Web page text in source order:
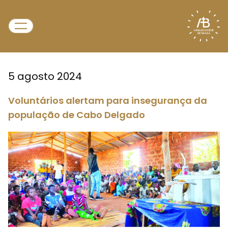
5 agosto 2024
Voluntários alertam para insegurança da
população de Cabo Delgado